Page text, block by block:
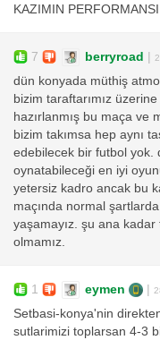
KAZIMIN
7 berryroad |
dün konyada müthiş
bizim taraftarımız
hazırlanmış bu maça ve
bizim takımsa hep aynı
edebilecek bir futbol yok.
oynatabileceği en iyi
yetersiz kadro ancak bu
maçında normal
yaşamayız. şu ana kadar
olmamız.
1 eymen |
Setbasi-konya'nin
sutlarimizi toplarsan 4-3